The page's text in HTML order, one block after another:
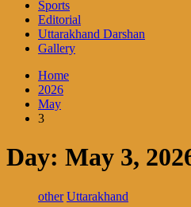
Sports
Editorial
Uttarakhand Darshan
Gallery
Home
2026
May
3
Day: May 3,
other Uttarakhand